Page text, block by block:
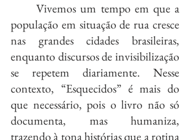
	Vivemos um tempo em que a
população em situação de rua cresce
nas grandes cidades brasileiras,
enquanto discursos de invisibilização
se repetem diariamente. Nesse
contexto, “Esquecidos” é mais do
que necessário, pois o livro não só
documenta, mas humaniza,
trazendo à tona histórias que a rotina